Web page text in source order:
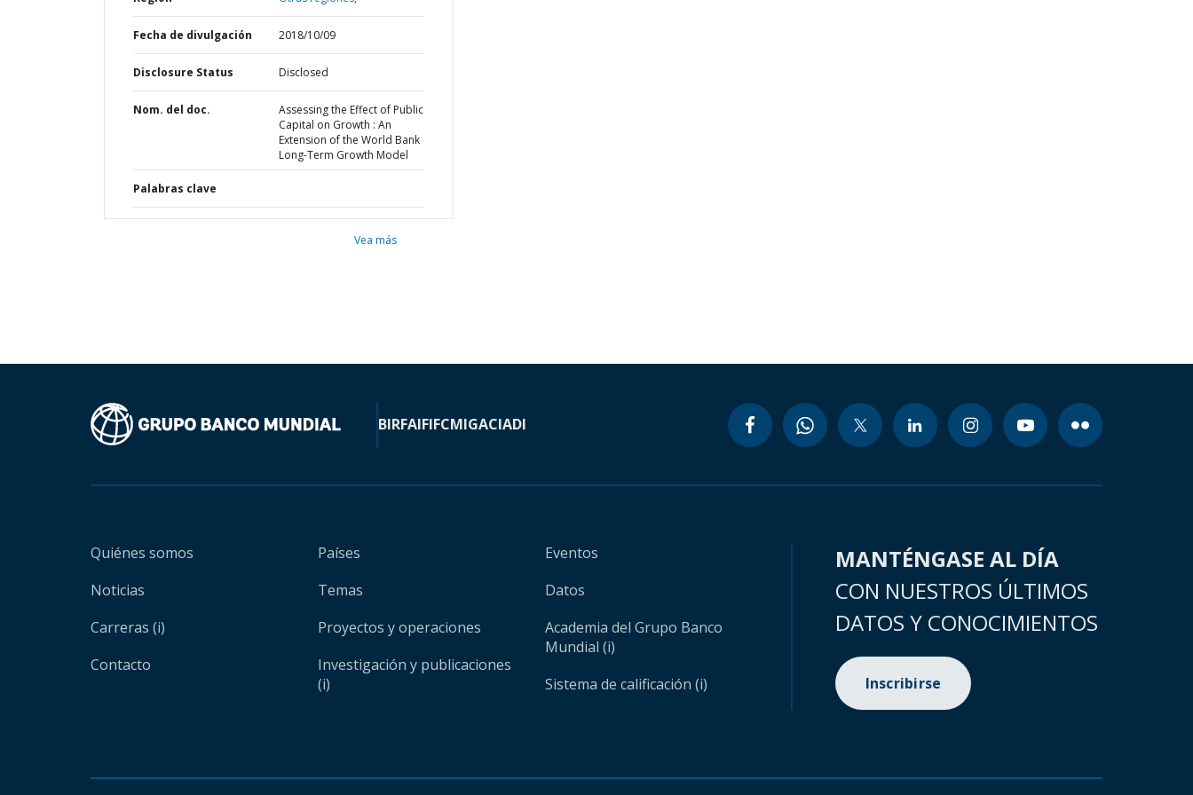
Fecha de divulgación 2018/10/09
Disclosure Status Disclosed
Nom. del doc.
Assessing the Effect of Public
Capital on Growth : An
Extension of the World Bank
Long-Term Growth Model
Palabras clave
Vea más
BIRFAIFIFCMIGACIADI
Quiénes somos
Noticias
Carreras (i)
Contacto
Países
Temas
Proyectos y operaciones
Investigación y publicaciones
(i)
Eventos
Datos
Academia del Grupo Banco
Mundial (i)
Sistema de calificación (i)
MANTÉNGASE AL DÍA
CON NUESTROS ÚLTIMOS
DATOS Y CONOCIMIENTOS
Inscribirse